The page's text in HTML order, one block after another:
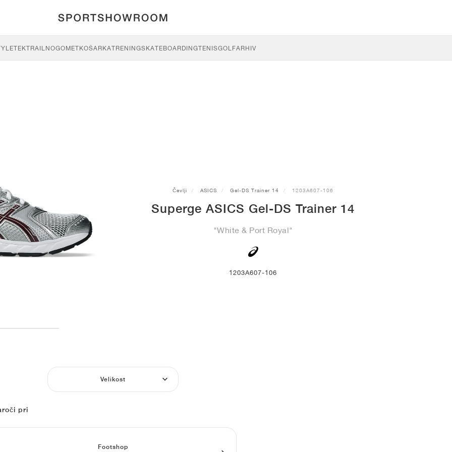
TEKTRAILNOGOMETKOŠARKATRENINGSKATEBOARDINGTENISGOLFARHIV
Čevlji ASICS Gel-DS Trainer 14 1203A607-106
Superge ASICS Gel-DS Trainer 14
"White & Port Royal"
1203A607-106
Velikost
pri
Footshop